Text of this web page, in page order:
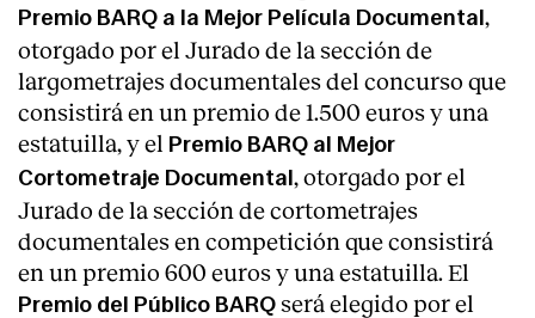
Premio BARQ a la Mejor Película Documental ,
otorgado por el Jurado de la sección de
largometrajes documentales del concurso que
consistirá en un premio de 1.500 euros y una
estatuilla, y el Premio BARQ al Mejor
Cortometraje Documental , otorgado por el
Jurado de la sección de cortometrajes
documentales en competición que consistirá
en un premio 600 euros y una estatuilla. El
Premio del Público BARQ será elegido por el